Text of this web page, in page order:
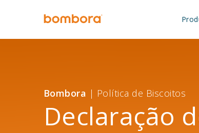
conteúdo
Bombora | Política de Biscoitos
Declaração